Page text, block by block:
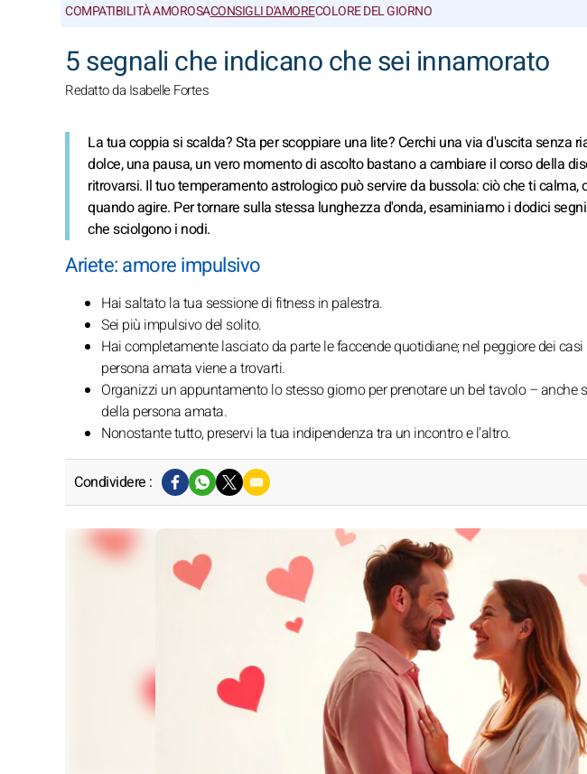
COMPATIBILITÀ AMOROSACONSIGLI D'AMORECOLORE DEL GIORNO
5 segnali che indicano che sei innamorato
Redatto da Isabelle Fortes
La tua coppia si scalda? Sta per scoppiare una lite? Cerchi una via d'uscita senza
dolce, una pausa, un vero momento di ascolto bastano a cambiare il corso della
ritrovarsi. Il tuo temperamento astrologico può servire da bussola: ciò che ti
quando agire. Per tornare sulla stessa lunghezza d'onda, esaminiamo i dodici
che sciolgono i nodi.
Ariete: amore impulsivo
Hai saltato la tua sessione di fitness in palestra.
Sei più impulsivo del solito.
Hai completamente lasciato da parte le faccende quotidiane; nel peggiore dei
persona amata viene a trovarti.
Organizzi un appuntamento lo stesso giorno per prenotare un bel tavolo –
della persona amata.
Nonostante tutto, preservi la tua indipendenza tra un incontro e l'altro.
Condividere :